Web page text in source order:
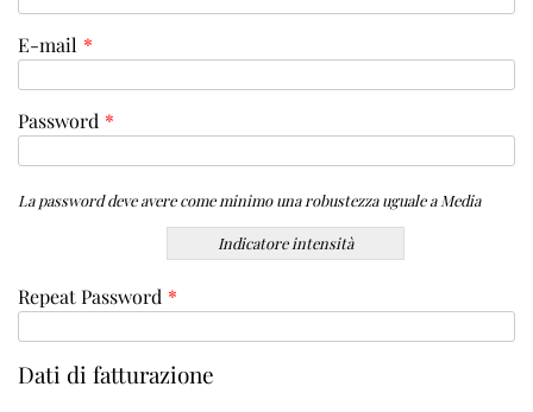
E-mail *
Password *
La password deve avere come minimo una robustezza uguale a Media
Indicatore intensità
Repeat Password *
Dati di fatturazione